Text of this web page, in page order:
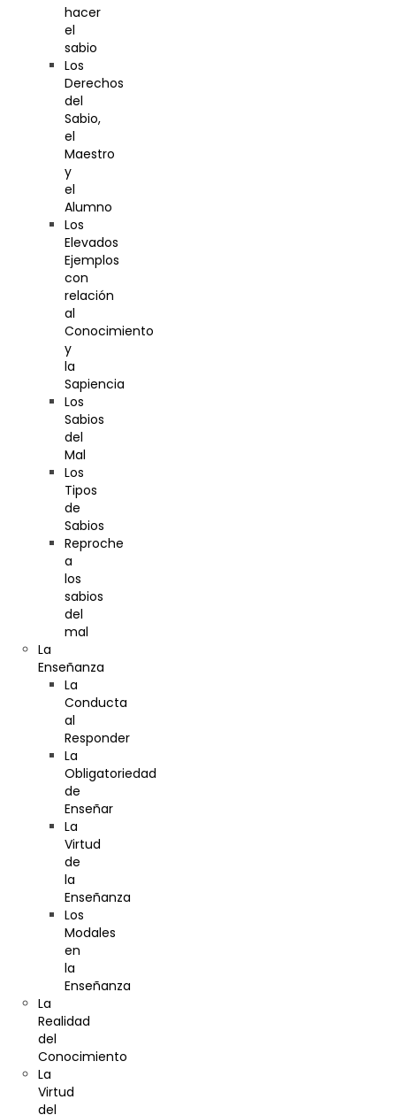
hacer
el
sabio
Los
Derechos
del
Sabio,
el
Maestro
y
el
Alumno
Los
Elevados
Ejemplos
con
relación
al
Conocimiento
y
la
Sapiencia
Los
Sabios
del
Mal
Los
Tipos
de
Sabios
Reproche
a
los
sabios
del
mal
La
Enseñanza
La
Conducta
al
Responder
La
Obligatoriedad
de
Enseñar
La
Virtud
de
la
Enseñanza
Los
Modales
en
la
Enseñanza
La
Realidad
del
Conocimiento
La
Virtud
del